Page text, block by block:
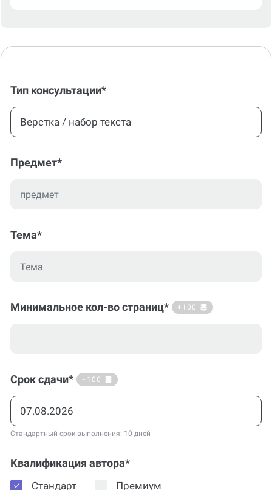
Тип консультации*
Верстка / набор текста
Предмет*
Тема*
Минимальное кол-во страниц* +100
Срок сдачи* +100
Стандартный срок выполнения: 10 дней
Квалификация автора*
Стандарт Премиум